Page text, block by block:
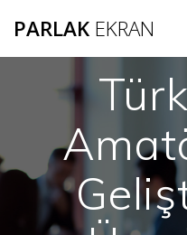
PARLAK EKRAN